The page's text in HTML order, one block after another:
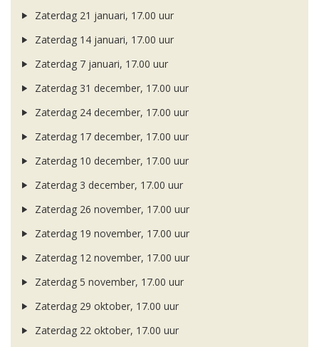
Zaterdag 21 januari, 17.00 uur
Zaterdag 14 januari, 17.00 uur
Zaterdag 7 januari, 17.00 uur
Zaterdag 31 december, 17.00 uur
Zaterdag 24 december, 17.00 uur
Zaterdag 17 december, 17.00 uur
Zaterdag 10 december, 17.00 uur
Zaterdag 3 december, 17.00 uur
Zaterdag 26 november, 17.00 uur
Zaterdag 19 november, 17.00 uur
Zaterdag 12 november, 17.00 uur
Zaterdag 5 november, 17.00 uur
Zaterdag 29 oktober, 17.00 uur
Zaterdag 22 oktober, 17.00 uur